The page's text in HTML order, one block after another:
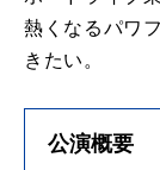
熱くなるパワ
きたい。
公演概要